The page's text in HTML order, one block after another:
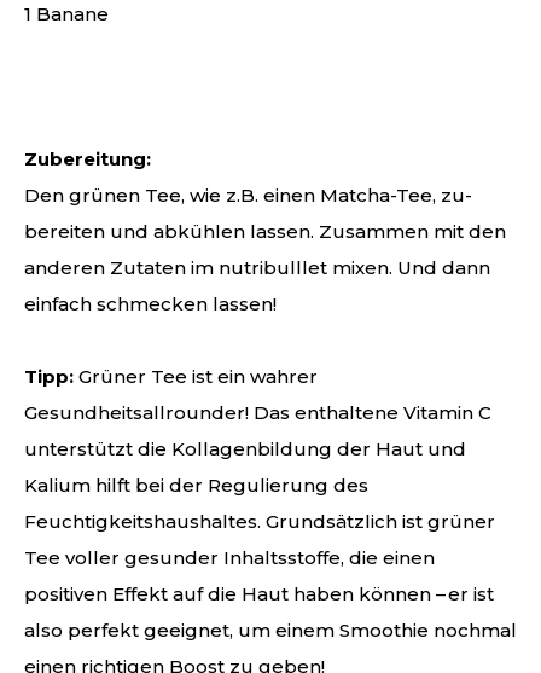
1 Banane
Zubereitung:
Den grünen Tee, wie z.B. einen Matcha-Tee, zu-
bereiten und abkühlen lassen. Zusammen mit den
anderen Zutaten im nutribulllet mixen. Und dann
einfach schmecken lassen!
Tipp: Grüner Tee ist ein wahrer
Gesundheitsallrounder! Das enthaltene Vitamin C
unterstützt die Kollagenbildung der Haut und
Kalium hilft bei der Regulierung des
Feuchtigkeitshaushaltes. Grundsätzlich ist grüner
Tee voller gesunder Inhaltsstoffe, die einen
positiven Effekt auf die Haut haben können – er ist
also perfekt geeignet, um einem Smoothie nochmal
einen richtigen Boost zu geben!